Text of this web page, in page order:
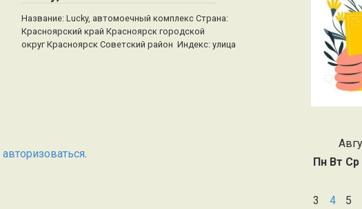
Название: Lucky, автомоечный комплекс Страна:
Красноярский край Красноярск городской
округ Красноярск Советский район Индекс: улица
авторизоваться.
Пн Вт Ср
3
4 5